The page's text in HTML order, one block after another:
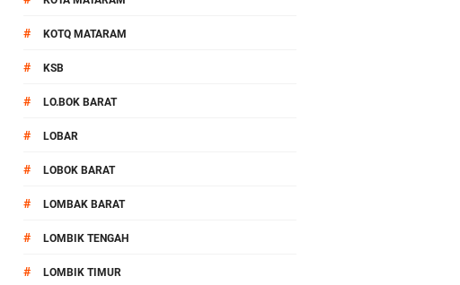
# KOTQ MATARAM
# KSB
# LO.BOK BARAT
# LOBAR
# LOBOK BARAT
# LOMBAK BARAT
# LOMBIK TENGAH
# LOMBIK TIMUR